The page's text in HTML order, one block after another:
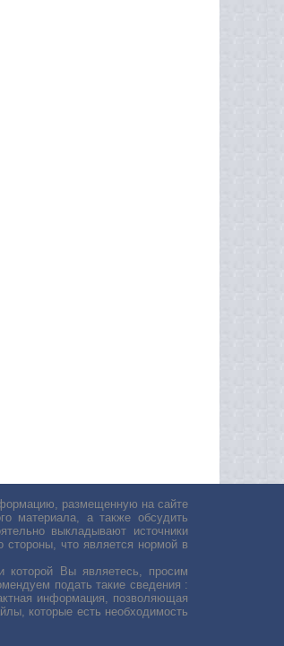
размещенную на сайте
материала, а также обсудить
выкладывают источники
стороны, что является нормой в
которой Вы являетесь, просим
подать такие сведения :
информация, позволяющая
которые есть необходимость